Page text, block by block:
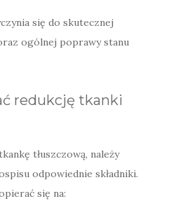
się do skutecznej
ogólnej poprawy stanu
redukcję tkanki
tłuszczową, należy
odpowiednie składniki.
się na: